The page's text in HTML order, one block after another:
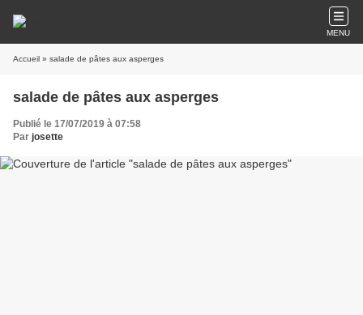
MENU
Accueil » salade de pâtes aux asperges
salade de pâtes aux asperges
Publié le 17/07/2019 à 07:58
Par josette